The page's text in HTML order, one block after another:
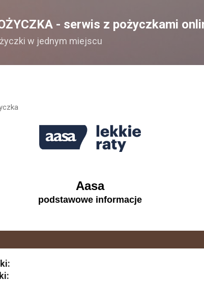
- serwis z pożyczkami
w jednym miejscu
Aasa
podstawowe informacje